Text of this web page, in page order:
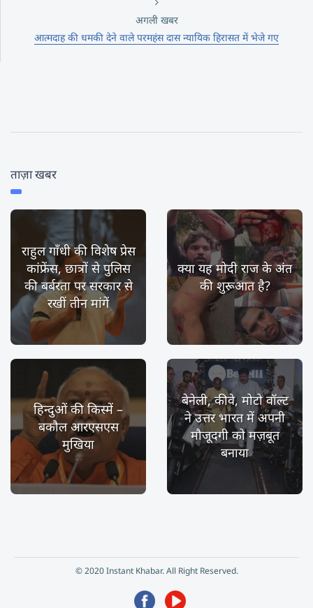
अगली खबर
आत्मदाह की धमकी देने वाले परमहंस दास न्‍यायिक हिरासत में भेजे गए
ताज़ा खबर
राहुल गाँधी की विशेष प्रेस
कांफ्रेंस, छात्रों से पुलिस
की बर्बरता पर सरकार से
रखीं तीन मांगें
क्या यह मोदी राज के अंत
की शुरूआत है?
हिन्दुओं की किस्में –
बकौल आरएसएस
मुखिया
बेनेली, कीवे, मोटो वॉल्ट
ने उत्तर भारत में अपनी
मौजूदगी को मज़बूत
बनाया
© 2020 Instant Khabar. All Right Reserved.